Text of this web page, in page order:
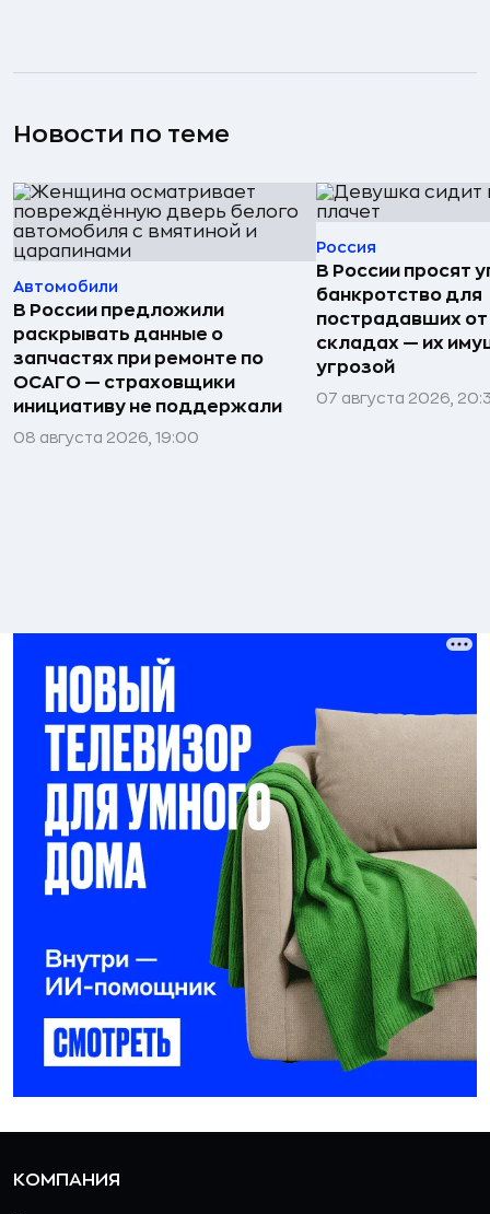
Новости по теме
Автомобили
В России предложили
раскрывать данные о
запчастях при ремонте по
ОСАГО — страховщики
инициативу не поддержали
08 августа 2026, 19:00
Россия
В России просят
банкротство для
пострадавших
складах — их
угрозой
07 августа 2026,
КОМПАНИЯ